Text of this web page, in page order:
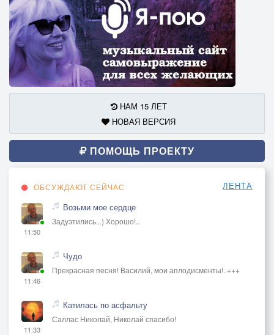
НАМ 15 ЛЕТ
НОВАЯ ВЕРСИЯ
ПОМОЩЬ ПРОЕКТУ
ОБСУЖДАЮТ СЕЙЧАС ЛЕНТА
11:50
Возьми мое сердце
Задуэтились...) Хорошо!..
11:46
Чудо
Прекрасная песня! Василий, мои аплодисменты!..+++
11:33
Катилась по асфальту
Саллас Николай, Николай спасибо!